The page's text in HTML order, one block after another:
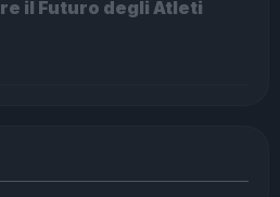
il Futuro degli Atleti